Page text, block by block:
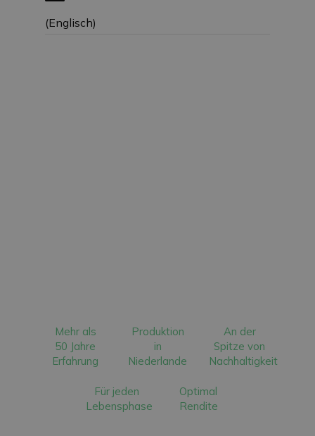
(Englisch)
Mehr als
50 Jahre
Erfahrung
Produktion
in
Niederlande
An der
Spitze von
Nachhaltigkeit
Für jeden
Lebensphase
Optimal
Rendite